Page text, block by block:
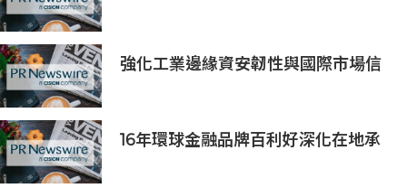
強化工業邊緣資安韌性與國際市場信
Security Level 2 工控網路安全證書
16年環球金融品牌百利好深化在地承